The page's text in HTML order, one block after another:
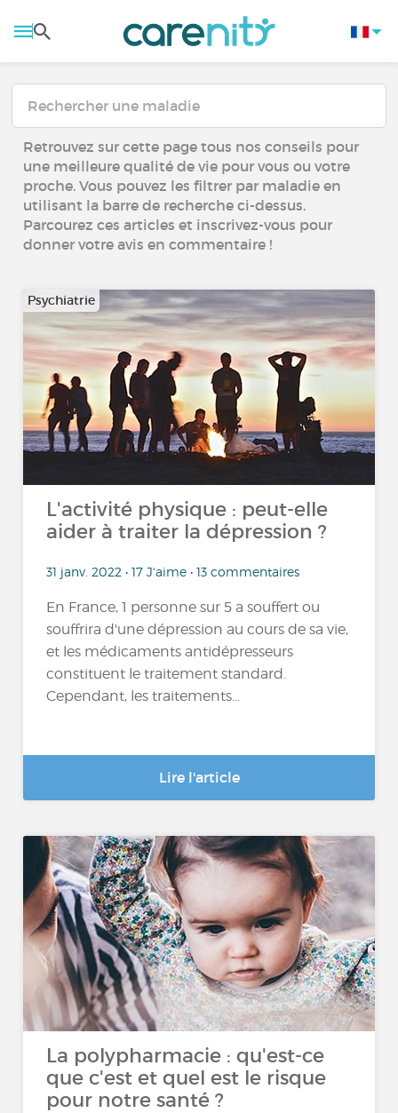
Retrouvez sur cette page tous nos conseils pour
une meilleure qualité de vie pour vous ou votre
proche. Vous pouvez les filtrer par maladie en
utilisant la barre de recherche ci-dessus.
Parcourez ces articles et inscrivez-vous pour
donner votre avis en commentaire !
Psychiatrie
L'activité physique : peut-elle
aider à traiter la dépression ?
31 janv. 2022 • 17 J'aime • 13 commentaires
En France, 1 personne sur 5 a souffert ou
souffrira d'une dépression au cours de sa vie,
et les médicaments antidépresseurs
constituent le traitement standard.
Cependant, les traitements...
Lire l'article
La polypharmacie : qu'est-ce
que c'est et quel est le risque
pour notre santé ?